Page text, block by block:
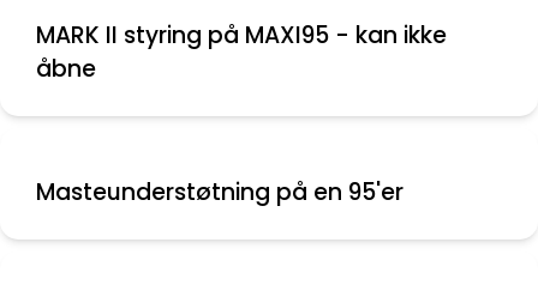
MARK II styring på MAXI95 - kan ikke
åbne
Masteunderstøtning på en 95'er